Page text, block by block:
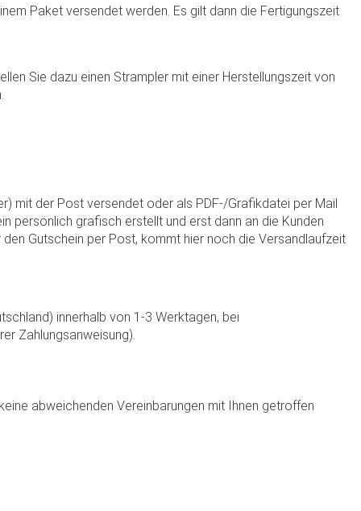
Paket versendet werden. Es gilt dann die Fertigungszeit
Sie dazu einen Strampler mit einer Herstellungszeit von
mit der Post versendet oder als PDF-/Grafikdatei per Mail
persönlich grafisch erstellt und erst dann an die Kunden
Gutschein per Post, kommt hier noch die Versandlaufzeit
innerhalb von 1-3 Werktagen, bei
Zahlungsanweisung).
abweichenden Vereinbarungen mit Ihnen getroffen